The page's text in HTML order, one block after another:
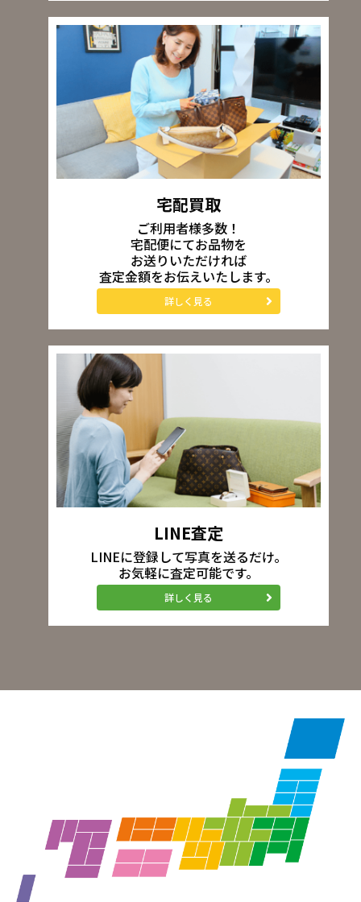
宅配買取
ご利用者様多数！
宅配便にてお品物を
お送りいただければ
査定金額をお伝えいたします。
詳しく見る
LINE査定
LINEに登録して写真を送るだけ。
お気軽に査定可能です。
詳しく見る